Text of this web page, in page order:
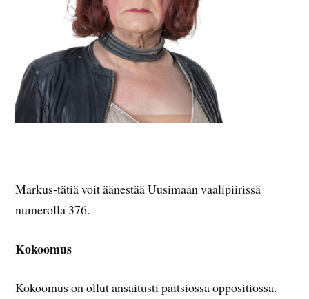
Markus-tätiä voit äänestää Uusimaan vaalipiirissä
numerolla 376.
Kokoomus
Kokoomus on ollut ansaitusti paitsiossa oppositiossa.